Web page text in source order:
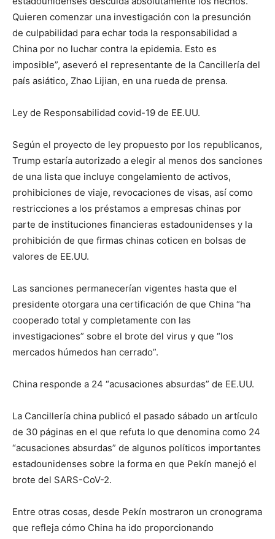
Quieren comenzar una investigación con la presunción
de culpabilidad para echar toda la responsabilidad a
China por no luchar contra la epidemia. Esto es
imposible”, aseveró el representante de la Cancillería del
país asiático, Zhao Lijian, en una rueda de prensa.
Ley de Responsabilidad covid-19 de EE.UU.
Según el proyecto de ley propuesto por los republicanos,
Trump estaría autorizado a elegir al menos dos sanciones
de una lista que incluye congelamiento de activos,
prohibiciones de viaje, revocaciones de visas, así como
restricciones a los préstamos a empresas chinas por
parte de instituciones financieras estadounidenses y la
prohibición de que firmas chinas coticen en bolsas de
valores de EE.UU.
Las sanciones permanecerían vigentes hasta que el
presidente otorgara una certificación de que China “ha
cooperado total y completamente con las
investigaciones” sobre el brote del virus y que “los
mercados húmedos han cerrado”.
China responde a 24 “acusaciones absurdas” de EE.UU.
La Cancillería china publicó el pasado sábado un artículo
de 30 páginas en el que refuta lo que denomina como 24
“acusaciones absurdas” de algunos políticos importantes
estadounidenses sobre la forma en que Pekín manejó el
brote del SARS-CoV-2.
Entre otras cosas, desde Pekín mostraron un cronograma
que refleja cómo China ha ido proporcionando